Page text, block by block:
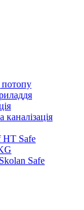
потопу
HT Safe
Safe